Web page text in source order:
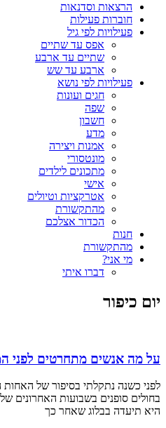
הרצאות וסדנאות
חוברות פעילות
פעילויות לפי גיל
אפס עד שתיים
שתיים עד ארבע
ארבע עד שש
פעילויות לפי נושא
חגים ועונות
שפה
חשבון
מדע
אמנות ויצירה
מונטסורי
מתכונים לילדים
אישי
אטרקציות וטיולים
מהתקשורת
הכדור אצלכם
חנות
מהתקשורת
מי אני?
דברו איתי
יום כיפור
על מה אנשים מתחרטים לפני
לפני כשנה נתקלתי בסיפור של האחות
בחולים סופנים בשבועות האחרונים
היא תיעדה בבלוג שאחר כך